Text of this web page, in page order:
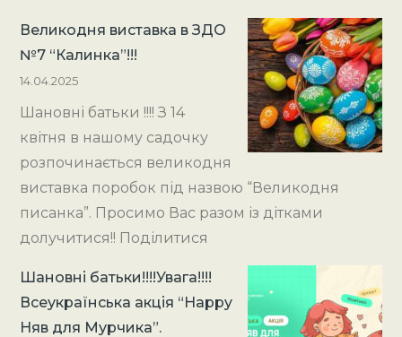
Великодня виставка в ЗДО
№7 “Калинка”!!!
14.04.2025
Шановні батьки !!!! З 14
квітня в нашому садочку
розпочинається великодня
виставка поробок під назвою “Великодня
писанка”. Просимо Вас разом із дітками
долучитися!! Поділитися
Шановні батьки!!!!Увага!!!!
Всеукраїнська акція “Happy
Няв для Мурчика”.